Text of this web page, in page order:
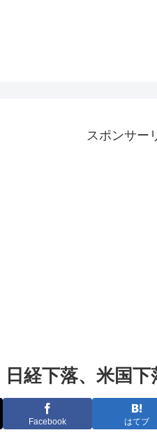
スポンサー
日経下落、米国
Facebook はてブ